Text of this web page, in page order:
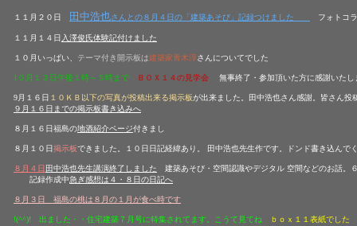
１１月２０日 田中浩也さんとの８月４日の「建築あそび」記録つけました フォトコ
１１月１４日 入澤俊氏体験記付けました
１０月いっぱい、 テーマ付き開示板は建築家青木淳さんについてでした
1０月１３日午後１時～５時まで ＢＯＸ１４の見学会 無事終了・参加頂いた方に感謝いたし
9月１６日 １０ＫＢ以下の写真が投稿出来る掲示板が出来ました。田中浩也さん感謝。皆さん投
９月１６日までの掲示板書き込みへ
８月１６日福島の地酒紹介ページ付きまし
８月１０日掲示板できました。１０日日記経緯あり。 田中浩也先生作です。ドンド書き込んで
８月４日 田中浩也先生講演終了しました 建築あそび・空間認識やデジタル 空間などのお話
記録作成中急ぎ感想は４・８日の日記へ
８月３日 福島の桃は８月の１月が食べ時です
!(^^)! 出ました・・住宅建築７月号に特集されてます。こうて見てね
ｂｏｘ１１表紙でした